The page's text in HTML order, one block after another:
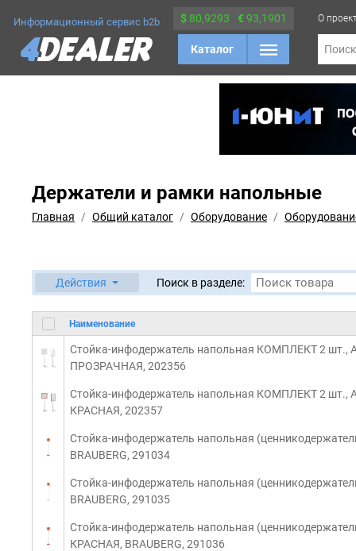
Информационный сервис b2b $ 80,9293 €93,1901
Каталог
О
Поиск
Держатели и рамки напольные
Главная Общий каталог Оборудование
Действия Поиск в разделе:
Наименование
Стойка-инфодержатель напольная КОМПЛЕКТ 2 шт.,
ПРОЗРАЧНАЯ, 202356
Стойка-инфодержатель напольная КОМПЛЕКТ 2 шт.,
КРАСНАЯ, 202357
Стойка-инфодержатель напольная
BRAUBERG, 291034
Стойка-инфодержатель напольная
BRAUBERG, 291035
Стойка-инфодержатель напольная
КРАСНАЯ, BRAUBERG, 291036